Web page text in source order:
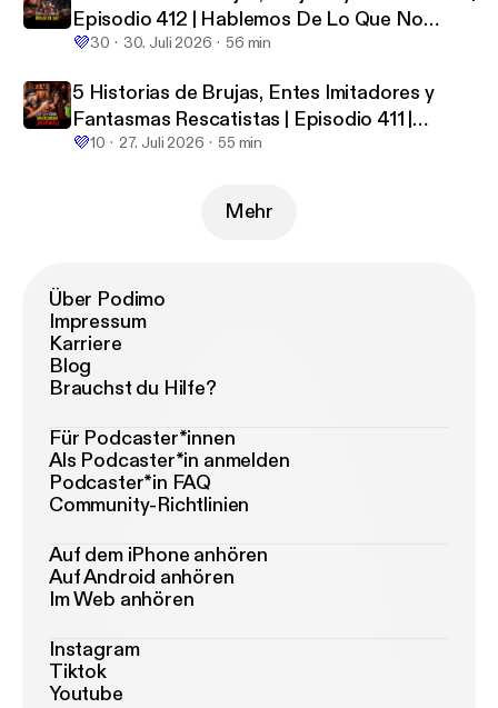
Episodio 412 | Hablemos De Lo Que No
Existe
💜30 30. Juli 2026 56 min
5 Historias de Brujas, Entes Imitadores y
Fantasmas Rescatistas | Episodio 411 |
Hablemos De Lo Que No Existe
💜10 27. Juli 2026 55 min
Mehr
Über Podimo
Impressum
Karriere
Blog
Brauchst du Hilfe?
Für Podcaster*innen
Als Podcaster*in anmelden
Podcaster*in FAQ
Community-Richtlinien
Auf dem iPhone anhören
Auf Android anhören
Im Web anhören
Instagram
Tiktok
Youtube